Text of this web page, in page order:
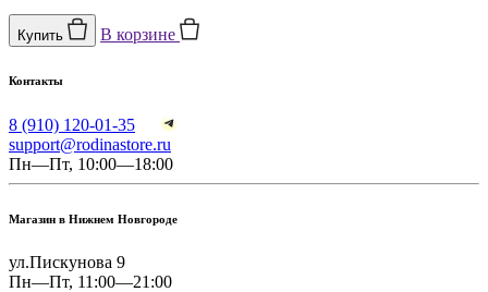
Купить В корзине
Контакты
8 (910) 120-01-35
support@rodinastore.ru
Пн—Пт, 10:00—18:00
Магазин в Нижнем Новгороде
ул.Пискунова 9
Пн—Пт, 11:00—21:00